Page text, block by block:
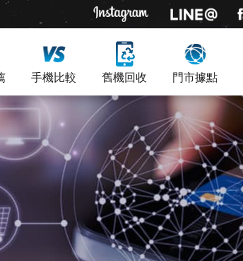
手機比較 舊機回收 門市據點